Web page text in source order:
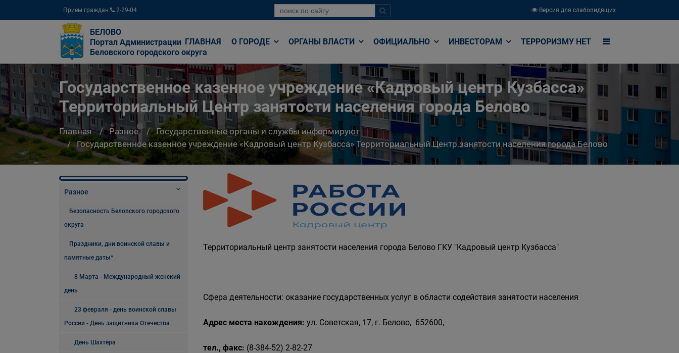
Прием граждан 2-29-04 Версия для слабовидящих
БЕЛОВО
Портал Администрации
Беловского городского округа
ГЛАВНАЯ О ГОРОДЕ ОРГАНЫ ВЛАСТИ ОФИЦИАЛЬНО ИНВЕСТОРАМ ТЕРРОРИЗМУ НЕТ
Государственное казенное учреждение «Кадровый центр Кузбасса»
Территориальный Центр занятости населения города Белово
Главная Разное
Государственные органы и службы информируют
Государственное казенное учреждение «Кадровый центр Кузбасса» Территориальный Центр занятости населения города Белово
Разное
Безопасность Беловского городского
округа
Праздники, дни воинской славы и
памятные даты*
8 Марта - Международный женский
день
23 февраля - день воинской славы
России - День защитника Отечества
День Шахтёра
Территориальный центр занятости населения города Белово ГКУ "Кадровый центр Кузбасса"
Сфера деятельности: оказание государственных услуг в области содействия занятости населения
Адрес места нахождения: ул. Советская, 17, г. Белово, 652600,
тел., факс: (8-384-52) 2-82-27